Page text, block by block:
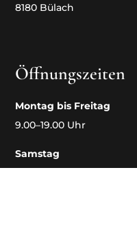
8180 Bülach
Öffnungszeiten
Montag bis Freitag
9.00–19.00 Uhr
Samstag